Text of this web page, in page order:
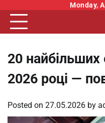
content
Monday,
20 найбільших
2026 році —
Posted on 27.05.2026 by